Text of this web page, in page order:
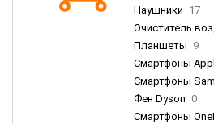
Наушники 17
Очиститель
Планшеты 9
Смартфоны
Смартфоны
Фен Dyson 0
Смартфоны